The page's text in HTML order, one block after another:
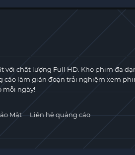
với chất lượng Full HD. Kho phim đa
cáo làm gián đoạn trải nghiệm xem
mỗi ngày!
Mật Liên hệ quảng cáo